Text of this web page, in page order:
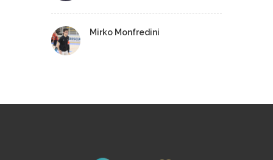
Mirko Monfredini